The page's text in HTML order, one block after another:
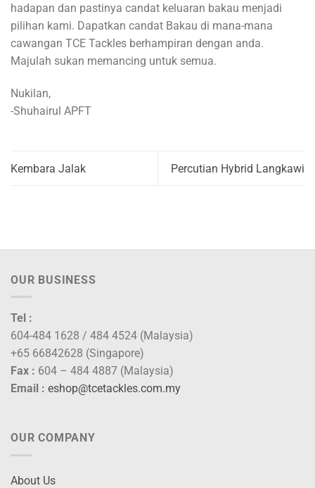
hadapan dan pastinya candat keluaran bakau menjadi
pilihan kami. Dapatkan candat Bakau di mana-mana
cawangan TCE Tackles berhampiran dengan anda.
Majulah sukan memancing untuk semua.
Nukilan,
-Shuhairul APFT
Kembara Jalak Percutian Hybrid Langkawi
OUR BUSINESS
Tel :
604-484 1628 / 484 4524 (Malaysia)
+65 66842628 (Singapore)
Fax : 604 – 484 4887 (Malaysia)
Email : eshop@tcetackles.com.my
OUR COMPANY
About Us